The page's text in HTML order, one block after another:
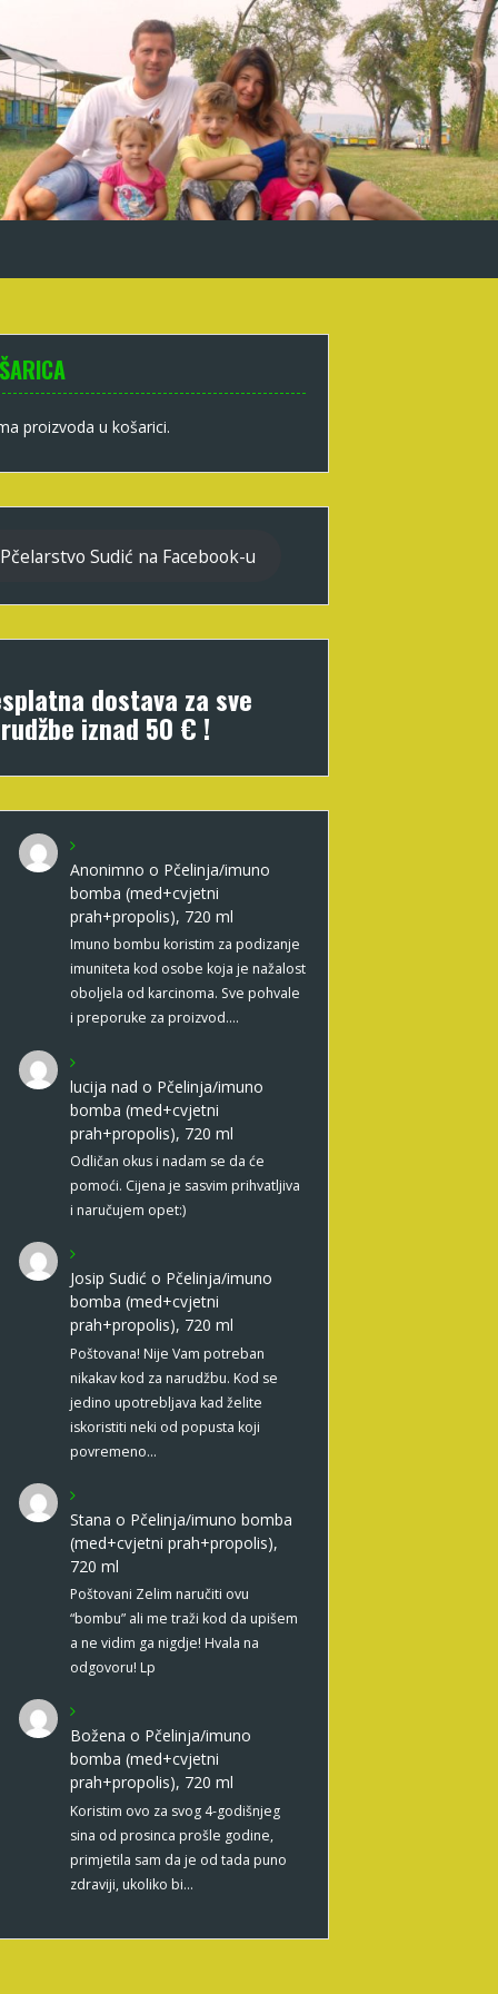
proizvoda u košarici.
Pčelarstvo Sudić na Facebook-u
dostava za sve
iznad 50 € !
Anonimno o Pčelinja/imuno
bomba (med+cvjetni
prah+propolis), 720 ml
Imuno bombu koristim za podizanje
imuniteta kod osobe koja je nažalost
oboljela od karcinoma. Sve pohvale
i preporuke za proizvod.…
lucija nad o Pčelinja/imuno
bomba (med+cvjetni
prah+propolis), 720 ml
Odličan okus i nadam se da će
pomoći. Cijena je sasvim prihvatljiva
i naručujem opet:)
Josip Sudić o Pčelinja/imuno
bomba (med+cvjetni
prah+propolis), 720 ml
Poštovana! Nije Vam potreban
nikakav kod za narudžbu. Kod se
jedino upotrebljava kad želite
iskoristiti neki od popusta koji
povremeno…
Stana o Pčelinja/imuno bomba
(med+cvjetni prah+propolis),
720 ml
Poštovani Zelim naručiti ovu
“bombu” ali me traži kod da upišem
a ne vidim ga nigdje! Hvala na
odgovoru! Lp
Božena o Pčelinja/imuno
bomba (med+cvjetni
prah+propolis), 720 ml
Koristim ovo za svog 4-godišnjeg
sina od prosinca prošle godine,
primjetila sam da je od tada puno
zdraviji, ukoliko bi…